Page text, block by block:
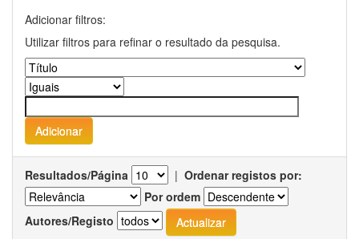
Adicionar filtros:
Utilizar filtros para refinar o resultado da pesquisa.
Resultados/Página | Ordenar registos por:
Por ordem
Autores/Registo